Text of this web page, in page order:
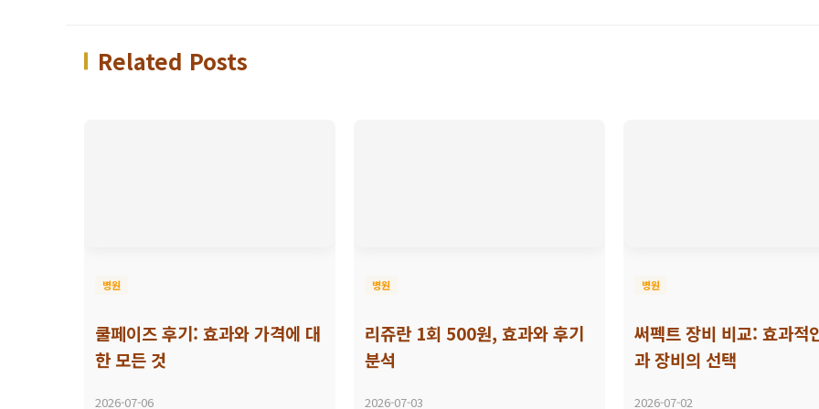
Related Posts
병원
쿨페이즈 후기: 효과와 가격에 대
한 모든 것
2026-07-06
병원
리쥬란 1회 500원, 효과와 후기
분석
2026-07-03
병원
써펙트 장비 비교: 효과적
과 장비의 선택
2026-07-02